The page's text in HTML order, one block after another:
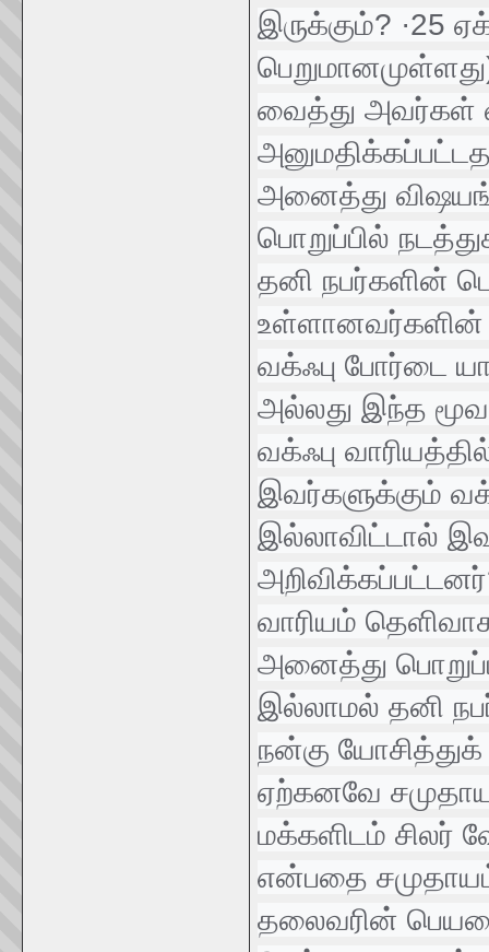
இருக்கும்? ·25
வைத்து அவர்கள்
அனைத்து
பொறுப்பில்
தனி நபர்களின்
வக்ஃபு போர்டை
அல்லது இந்த
வக்ஃபு
இவர்களுக்கும்
இல்லாவிட்டால்
வாரியம்
அனைத்து
இல்லாமல் தனி
நன்கு
ஏற்கனவே
மக்களிடம் சிலர்
என்பதை சமுதாயம்
தலைவரின்